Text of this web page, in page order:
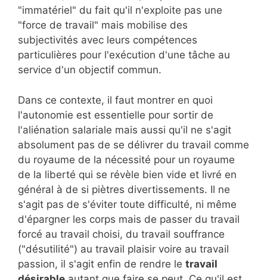
"immatériel" du fait qu'il n'exploite pas une
"force de travail" mais mobilise des
subjectivités avec leurs compétences
particulières pour l'exécution d'une tâche au
service d'un objectif commun.
Dans ce contexte, il faut montrer en quoi
l'autonomie est essentielle pour sortir de
l'aliénation salariale mais aussi qu'il ne s'agit
absolument pas de se délivrer du travail comme
du royaume de la nécessité pour un royaume
de la liberté qui se révèle bien vide et livré en
général à de si piètres divertissements. Il ne
s'agit pas de s'éviter toute difficulté, ni même
d'épargner les corps mais de passer du travail
forcé au travail choisi, du travail souffrance
("désutilité") au travail plaisir voire au travail
passion, il s'agit enfin de rendre le travail